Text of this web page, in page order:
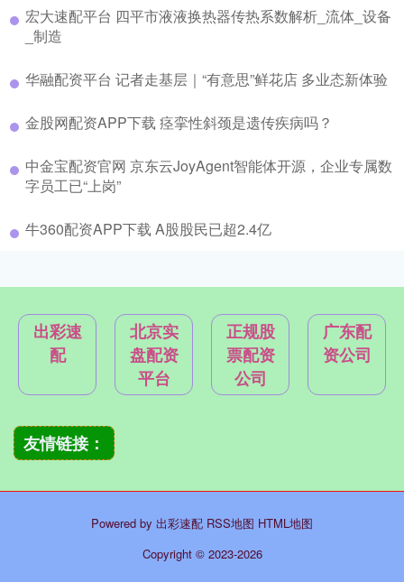
宏大速配平台 四平市液液换热器传热系数解析_流体_设备
_制造
华融配资平台 记者走基层｜“有意思”鲜花店 多业态新体验
金股网配资APP下载 痉挛性斜颈是遗传疾病吗？
中金宝配资官网 京东云JoyAgent智能体开源，企业专属数
字员工已“上岗”
牛360配资APP下载 A股股民已超2.4亿
出彩速
配
北京实
盘配资
平台
正规股
票配资
公司
广东配
资公司
友情链接：
Powered by 出彩速配 RSS地图 HTML地图
Copyright © 2023-2026